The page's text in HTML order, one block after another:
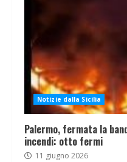
Notizie dalla Sicilia
Palermo, fermata la
incendi: otto fermi
11 giugno 2026